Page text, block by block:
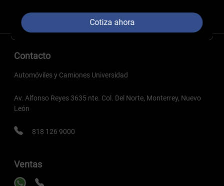
Contacto
Automóviles y Camiones Universidad
Av. Alfonso Reyes 3635 nte. Col. Del Norte, Monterrey, Nuevo
León
818 126 9000
Ventas
Cotiza ahora